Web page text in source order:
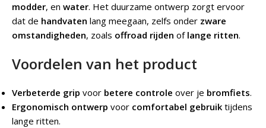
modder, en water. Het duurzame ontwerp zorgt ervoor
dat de handvaten lang meegaan, zelfs onder zware
omstandigheden, zoals offroad rijden of lange ritten.
Voordelen van het product
Verbeterde grip voor betere controle over je bromfiets.
Ergonomisch ontwerp voor comfortabel gebruik tijdens
lange ritten.